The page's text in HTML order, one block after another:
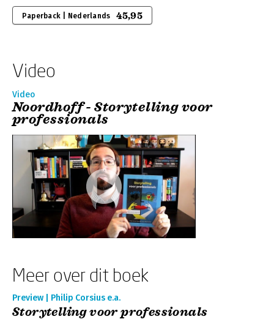
Paperback | Nederlands 45,95
Video
Video
Noordhoff - Storytelling voor
professionals
Meer over dit boek
Preview | Philip Corsius e.a.
Storytelling voor professionals